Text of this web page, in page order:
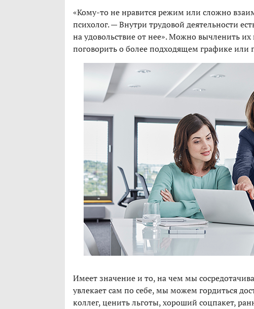
«Кому-то не нравится режим или сложно
психолог. — Внутри трудовой деятельности
на удовольствие от нее». Можно вычленить
поговорить о более подходящем графике или
Имеет значение и то, на чем мы
увлекает сам по себе, мы можем гордиться
коллег, ценить льготы, хороший соцпакет,